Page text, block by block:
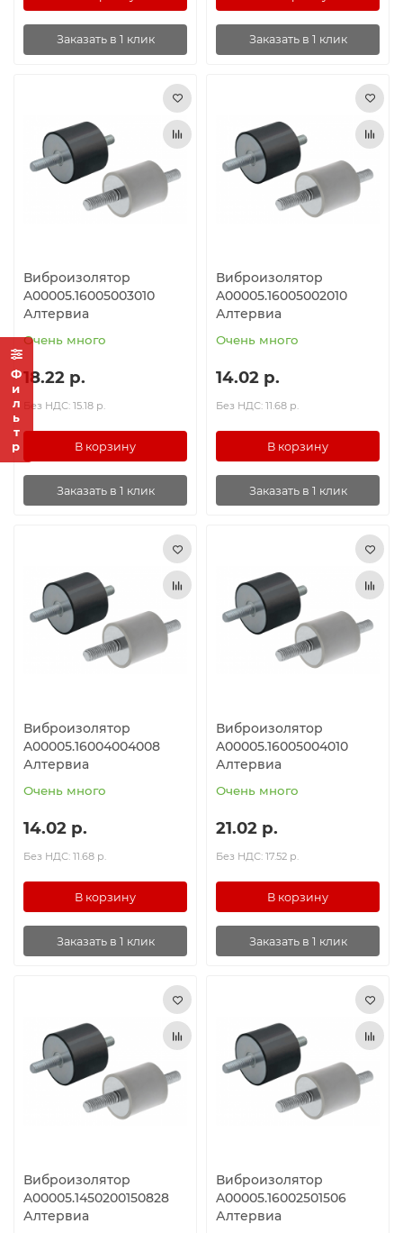
Фильтр
Заказать в 1 клик Заказать в 1 клик
Виброизолятор
A00005.16005003010
Алтервиа
Очень много
18.22 р.
Без НДС: 15.18 р.
В корзину
Заказать в 1 клик
Виброизолятор
A00005.16005002010
Алтервиа
Очень много
14.02 р.
Без НДС: 11.68 р.
В корзину
Заказать в 1 клик
Виброизолятор
A00005.16004004008
Алтервиа
Очень много
14.02 р.
Без НДС: 11.68 р.
В корзину
Заказать в 1 клик
Виброизолятор
A00005.16005004010
Алтервиа
Очень много
21.02 р.
Без НДС: 17.52 р.
В корзину
Заказать в 1 клик
Виброизолятор
A00005.1450200150828
Алтервиа
Виброизолятор
A00005.16002501506
Алтервиа